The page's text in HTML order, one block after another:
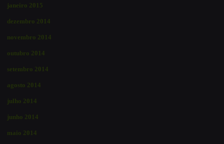
janeiro 2015
dezembro 2014
novembro 2014
outubro 2014
setembro 2014
agosto 2014
julho 2014
junho 2014
maio 2014